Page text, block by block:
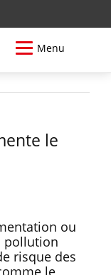
Menu
le
ou
pollution
risque des
le